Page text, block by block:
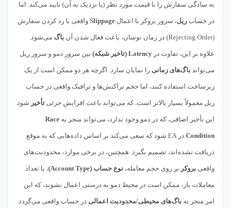
به سادگی سفارش را با قیمت مورد نظر (یا نزدیک به آن) تایید می‌کند. اما
در حساب ریل، سرور بروکر با اعمال Slippage واقعی یا رد کردن سفارش
(Rejecting Order) در زمان نوسان، باعث فعال شدن آن باگ می‌شود.
علاوه بر این، تفاوت در Latency (تاخیر شبکه) بین سرور دمو و سرور ریل
می‌تواند باگ‌های زمانی را نمایان سازد. اگرچه هر دو ممکن است از یک
زیرساخت استفاده کنند، اما حجم تراکنش‌ها و ترافیک واقعی در حساب
ریل معمولاً بسیار بالاتر است، که می‌تواند باعث افزایش جزئی تأخیر شود.
این تأخیر اضافی، که در دمو وجود ندارد، می‌تواند منجر به Race
Condition در EA شود که سعی می‌کند بر اساس داده‌هایی که به موقع
دریافت نشده‌اند، تصمیم بگیرد. همچنین، در برخی موارد، محدودیت‌های
واقعی بروکر بر روی حجم معامله، نوع حساب (Account Type) ، یا تعداد
معاملات باز، ممکن است در محیط دمو به درستی اعمال نشوند، که این
امر منجر به باگ‌های محیطی/محدودیت اعمالی در حساب واقعی می‌گردد.